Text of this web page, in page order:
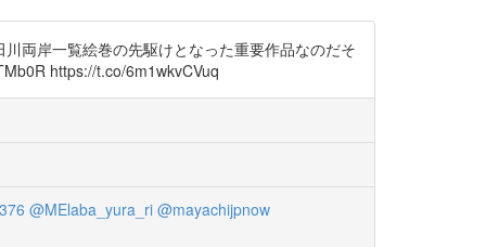
両岸一覧絵巻の先駆けとなった重要作品なのだそ
https://t.co/6m1wkvCVuq
@MElaba_yura_ri @mayachijpnow